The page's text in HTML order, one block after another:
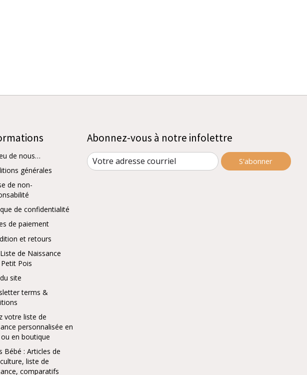
de nous…
générales
de non-
de confidentialité
de paiement
et retours
de Naissance
Pois
site
terms &
votre liste de
personnalisée en
en boutique
Bébé : Articles de
liste de
comparatifs
Abonnez-vous à notre infolettre
S'abonner